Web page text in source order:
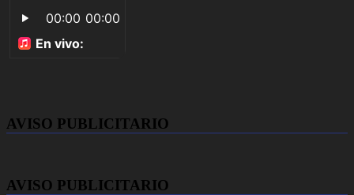
AVISO PUBLICITARIO
AVISO PUBLICITARIO